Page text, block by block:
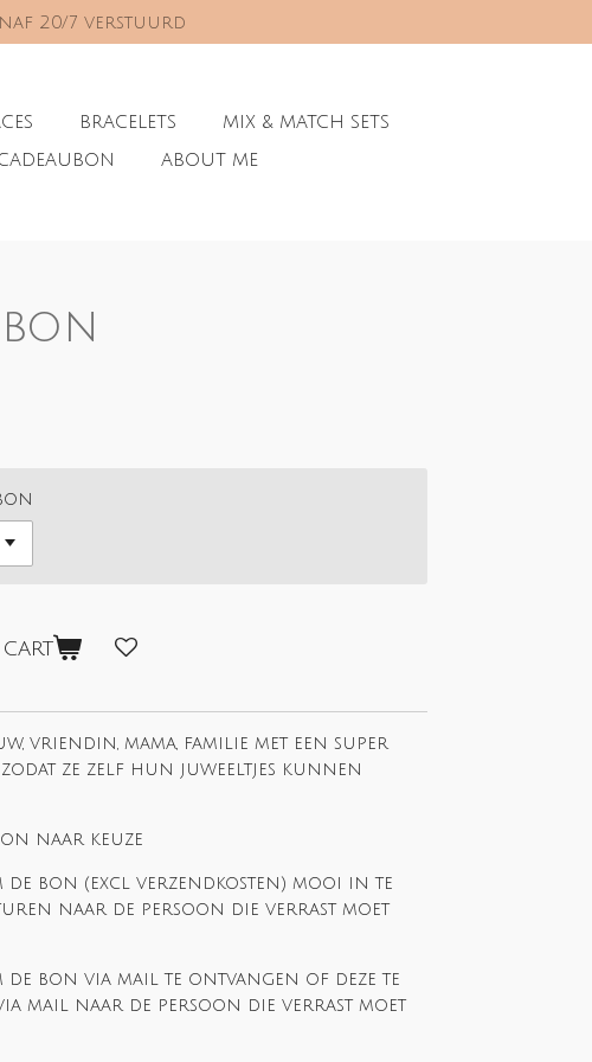
20/7 verstuurd
BRACELETS
MIX & MATCH SETS
ABOUT ME
cart
vriendin, mama, familie met een super
ze zelf hun juweeltjes kunnen
naar keuze
de bon (excl verzendkosten) mooi in te
naar de persoon die verrast moet
de bon via mail te ontvangen of deze te
mail naar de persoon die verrast moet